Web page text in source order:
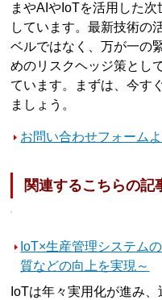
まやAIやIoTを活用した
しています。最新技術の
ベルではなく、万が一の
めのリスクヘッジ策とし
ています。まずは、今す
ましょう。
お問い合わせフォーム
関連するこちらの記
IoT×生産管理システム
質などの向上を実現～
IoTは年々実用化が進み